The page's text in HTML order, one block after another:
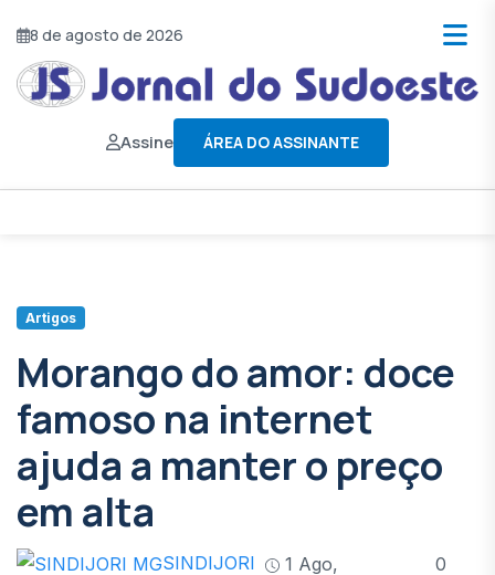
8 de agosto de 2026
Assine ÁREA DO ASSINANTE
Artigos
Morango do amor: doce
famoso na internet
ajuda a manter o preço
em alta
SINDIJORI
1 Ago,
0